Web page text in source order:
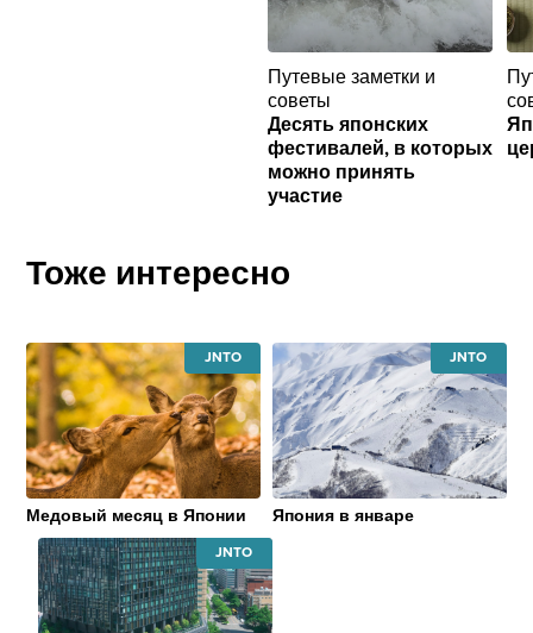
Путевые заметки и
советы
Десять японских
фестивалей, в которых
можно принять
участие
Тоже интересно
Медовый месяц в Японии
JAPAN
NATIONAL
TOURISM
ORGANIZATION
Япония в январе
JAPAN
NATIONAL
TOURISM
JAPAN
NATIONAL
TOURISM
ORGANIZATION